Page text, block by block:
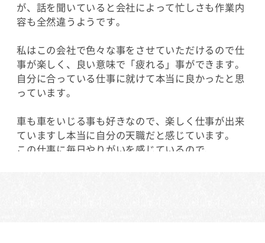
が、話を聞いていると会社によって忙しさも作業内
容も全然違うようです。
私はこの会社で色々な事をさせていただけるので仕
事が楽しく、良い意味で「疲れる」事ができます。
自分に合っている仕事に就けて本当に良かったと思
っています。
車も車をいじる事も好きなので、楽しく仕事が出来
ていますし本当に自分の天職だと感じています。
この仕事に毎日やりがいを感じているので、